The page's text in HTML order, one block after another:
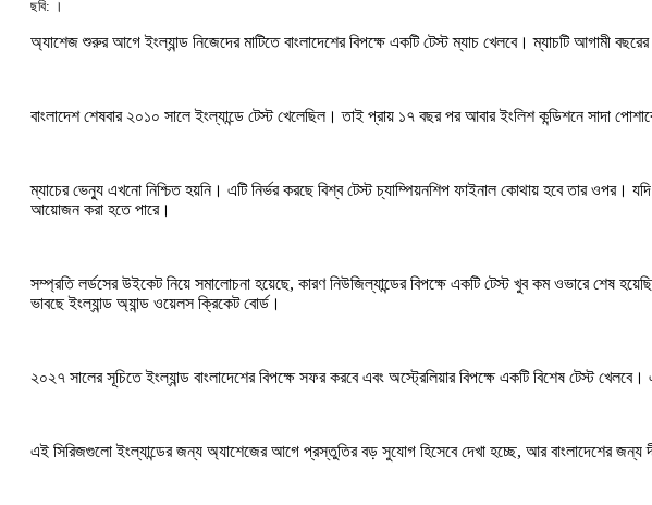
ছবি: ।
অ্যাশেজ শুরুর আগে ইংল্যান্ড নিজেদের মাটিতে বাংলাদেশের বিপক্ষে একটি টেস্ট ম্যাচ খেলবে। ম্যাচটি আগামী
বাংলাদেশ শেষবার ২০১০ সালে ইংল্যান্ডে টেস্ট খেলেছিল। তাই প্রায় ১৭ বছর পর আবার ইংলিশ কন্ডিশনে সাদা
ম্যাচের ভেন্যু এখনো নিশ্চিত হয়নি। এটি নির্ভর করছে বিশ্ব টেস্ট চ্যাম্পিয়নশিপ ফাইনাল কোথায় হবে তার ওপর।
আয়োজন করা হতে পারে।
সম্প্রতি লর্ডসের উইকেট নিয়ে সমালোচনা হয়েছে, কারণ নিউজিল্যান্ডের বিপক্ষে একটি টেস্ট খুব কম ওভারে শেষ
ভাবছে ইংল্যান্ড অ্যান্ড ওয়েলস ক্রিকেট বোর্ড।
২০২৭ সালের সূচিতে ইংল্যান্ড বাংলাদেশের বিপক্ষে সফর করবে এবং অস্ট্রেলিয়ার বিপক্ষে একটি বিশেষ টেস্ট খেলবে।
এই সিরিজগুলো ইংল্যান্ডের জন্য অ্যাশেজের আগে প্রস্তুতির বড় সুযোগ হিসেবে দেখা হচ্ছে, আর বাংলাদেশের জন্য